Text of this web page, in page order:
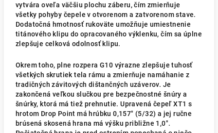
vytvára oveľa väčšiu plochu záberu, čím zmierňuje
všetky pohyby čepele v otvorenom a zatvorenom stave.
Dodatočná hmotnosť rukoväte umožňuje umiestnenie
titánového klipu do opracovaného výklenku, čím sa úplne
zlepšuje celková odolnosť klipu.
Okrem toho, plne rozpera G10 výrazne zlepšuje tuhosť
všetkých skrutiek tela rámu a zmierňuje namáhanie z
tradičných závitových dištančných uzáverov. Je
zakončená veľkou slučkou pre bezpečnostné šnúry a
šnúrky, ktorá má tiež prehnutie. Upravená čepeľ XT1 s
hrotom Drop Point má hrúbku 0,157" (5/32) a jej ručne
brúsená skosená hrana má výšku približne 1,0".